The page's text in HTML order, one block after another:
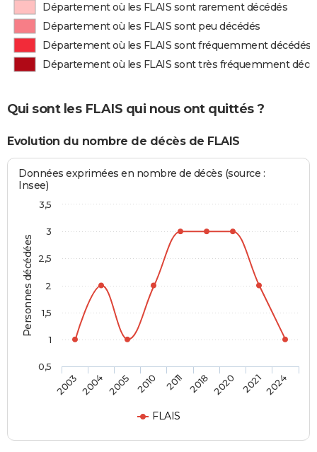
Département où les FLAIS sont rarement décédés
Département où les FLAIS sont peu décédés
Département où les FLAIS sont fréquemment décédés
Département où les FLAIS sont très fréquemment
Qui sont les FLAIS qui nous ont quittés ?
Evolution du nombre de décès de FLAIS
Personnes décédées
Données exprimées en nombre de décès (source :
Insee)
FLAIS
2003 2004 2005 2010 2011 2018 2020 20212024
0,5
1
1,5
2
2,5
3
3,5